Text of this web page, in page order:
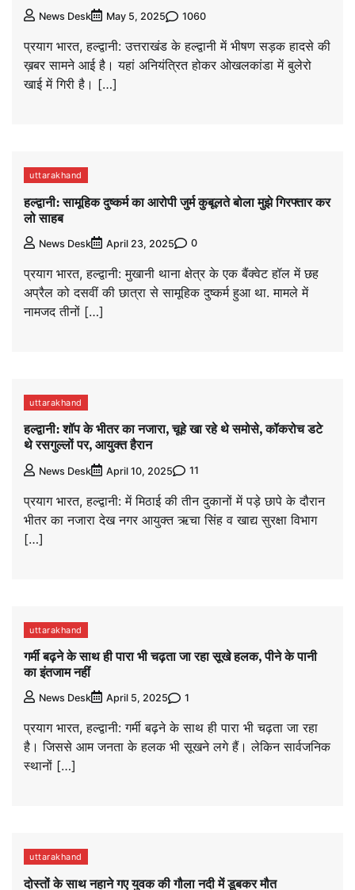
News Desk May 5, 2025 1060
प्रयाग भारत, हल्द्वानी: उत्तराखंड के हल्द्वानी में भीषण सड़क हादसे की
ख़बर सामने आई है। यहां अनियंत्रित होकर ओखलकांडा में बुलेरो
खाई में गिरी है। […]
uttarakhand
हल्द्वानी: सामूहिक दुष्कर्म का आरोपी जुर्म कुबूलते बोला मुझे गिरफ्तार कर
लो साहब
News Desk April 23, 2025 0
प्रयाग भारत, हल्द्वानी: मुखानी थाना क्षेत्र के एक बैंक्वेट हॉल में छह
अप्रैल को दसवीं की छात्रा से सामूहिक दुष्कर्म हुआ था. मामले में
नामजद तीनों […]
uttarakhand
हल्द्वानी: शॉप के भीतर का नजारा, चूहे खा रहे थे समोसे, कॉकरोच डटे
थे रसगुल्लों पर, आयुक्त हैरान
News Desk April 10, 2025 11
प्रयाग भारत, हल्द्वानी: में मिठाई की तीन दुकानों में पड़े छापे के दौरान
भीतर का नजारा देख नगर आयुक्त ऋचा सिंह व खाद्य सुरक्षा विभाग
[…]
uttarakhand
गर्मी बढ़ने के साथ ही पारा भी चढ़ता जा रहा सूखे हलक, पीने के पानी
का इंतजाम नहीं
News Desk April 5, 2025 1
प्रयाग भारत, हल्द्वानी: गर्मी बढ़ने के साथ ही पारा भी चढ़ता जा रहा
है। जिससे आम जनता के हलक भी सूखने लगे हैं। लेकिन सार्वजनिक
स्थानों […]
uttarakhand
दोस्तों के साथ नहाने गए युवक की गौला नदी में डूबकर मौत